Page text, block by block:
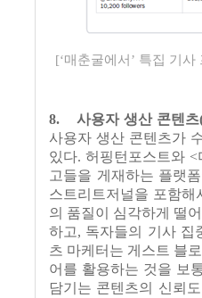
[‘매춘굴에서’ 특집 기
8. 사용자 생산 콘텐츠
사용자 생산 콘텐츠가
있다.허핑턴포스트와 <
고들을 게재하는 플랫
스트리트저널을 포함
의 품질이 심각하게 떨
하고, 독자들의 기사 집
츠 마케터는 게스트 블
어를 활용하는 것을 보
담기는 콘텐츠의 신뢰